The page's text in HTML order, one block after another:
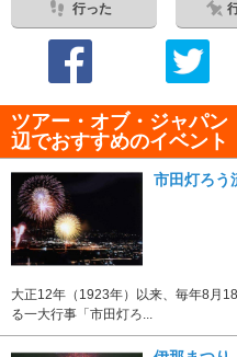
行った
ツアー・オブ・ジャパ
辺でおすすめのイベント
市田灯ろう
大正12年（1923年）以来、毎年8月
る一大行事「市田灯ろ...